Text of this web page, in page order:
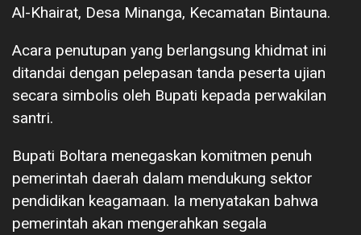
Al-Khairat, Desa Minanga, Kecamatan Bintauna.
Acara penutupan yang berlangsung khidmat ini
ditandai dengan pelepasan tanda peserta ujian
secara simbolis oleh Bupati kepada perwakilan
santri.
Bupati Boltara menegaskan komitmen penuh
pemerintah daerah dalam mendukung sektor
pendidikan keagamaan. Ia menyatakan bahwa
pemerintah akan mengerahkan segala